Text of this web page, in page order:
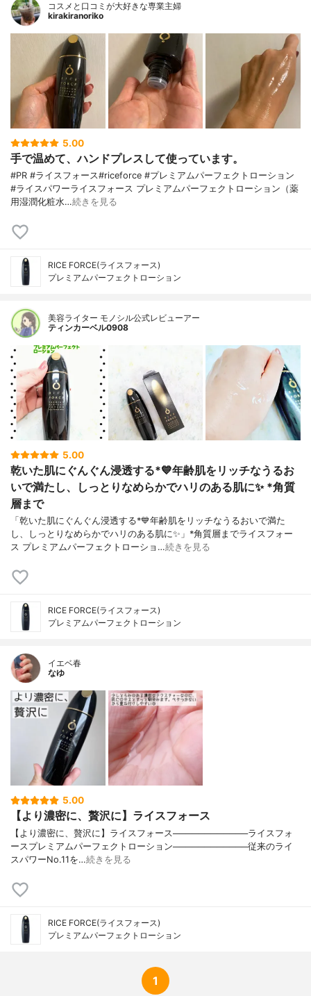
ＰＯＥ（２０）ヤシ油脂肪酸ソルビタン、
ル、エタノール、粘度調整剤、ｐＨ調整
剤、ＥＤＴＡ-２Ｎａ、メチルパラベン
コスメと口コミが大好きな専業主婦
kirakiranoriko
5.00
手で温めて、ハンドプレスして使っています。
#PR #ライスフォース#riceforce #プレミアムパーフェクトローション
#ライスパワーライスフォース プレミアムパーフェクトローション（薬
用湿潤化粧水…続きを見る
RICE FORCE(ライスフォース)
プレミアムパーフェクトローション
美容ライター モノシル公式レビューアー
ティンカーベル0908
5.00
乾いた肌にぐんぐん浸透する*💙年齢肌をリッチなうるお
いで満たし、しっとりなめらかでハリのある肌に✨ *角質
層まで
「乾いた肌にぐんぐん浸透する*💙年齢肌をリッチなうるおいで満た
し、しっとりなめらかでハリのある肌に✨」*角質層までライスフォー
ス プレミアムパーフェクトローショ…続きを見る
RICE FORCE(ライスフォース)
プレミアムパーフェクトローション
イエベ春
なゆ
5.00
【より濃密に、贅沢に】ライスフォース
【より濃密に、贅沢に】ライスフォース────────────ライスフォ
ースプレミアムパーフェクトローション────────────従来のライ
スパワーNo.11を…続きを見る
RICE FORCE(ライスフォース)
プレミアムパーフェクトローション
1